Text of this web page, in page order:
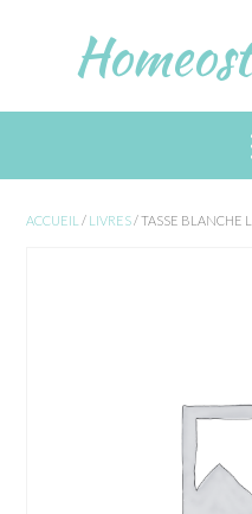
ACCUEIL / LIVRES/ TASSE BLANCHE